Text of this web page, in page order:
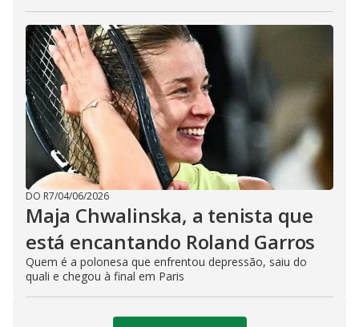
DO R7/04/06/2026
Maja Chwalinska, a tenista que
está encantando Roland Garros
Quem é a polonesa que enfrentou depressão, saiu do
quali e chegou à final em Paris